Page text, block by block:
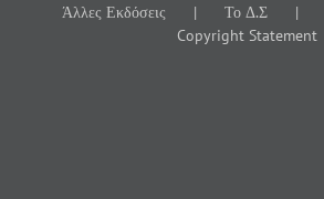
Άλλες Εκδόσεις
Το Δ.Σ
Copyright Statement